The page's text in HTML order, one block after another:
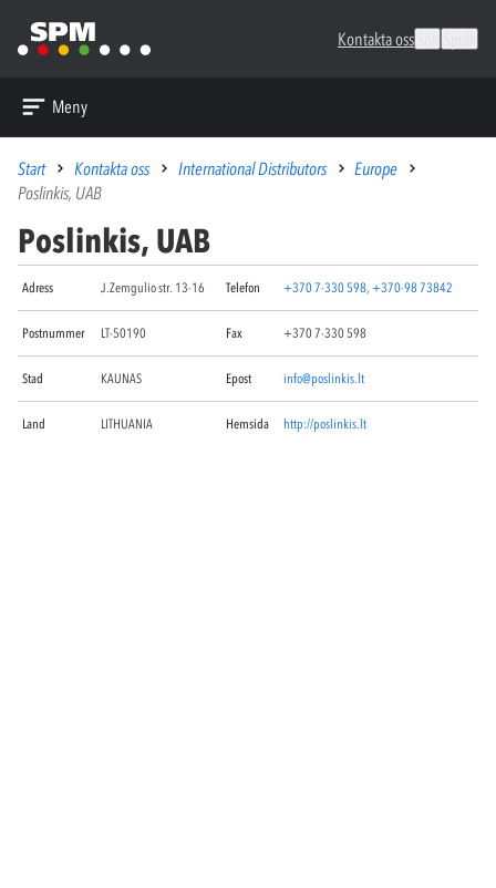
Kontakta oss
Meny
Start Kontakta oss International Distributors
Europe
Poslinkis, UAB
Poslinkis, UAB
Adress J.Zemgulio str. 13-16 Telefon +370 7-330 598, +370-98 73842
Postnummer LT-50190 Fax +370 7-330 598
Stad KAUNAS Epost info@poslinkis.lt
Land LITHUANIA Hemsida http://poslinkis.lt